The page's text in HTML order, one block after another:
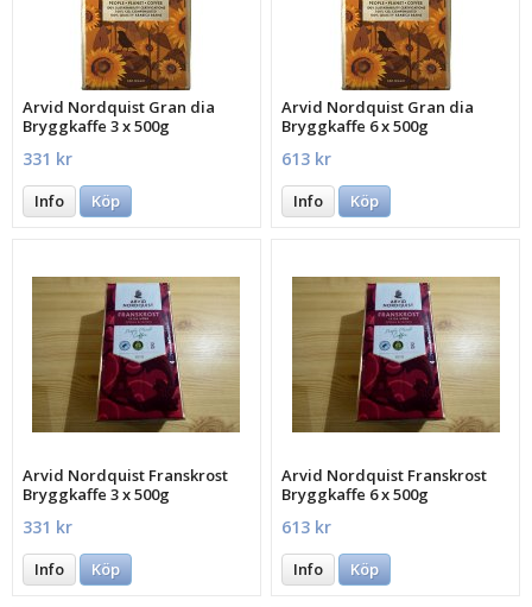
Arvid Nordquist Gran dia
Bryggkaffe 3 x 500g
331 kr
Info Köp
Arvid Nordquist Gran dia
Bryggkaffe 6 x 500g
613 kr
Info Köp
Arvid Nordquist Franskrost
Bryggkaffe 3 x 500g
331 kr
Info Köp
Arvid Nordquist Franskrost
Bryggkaffe 6 x 500g
613 kr
Info Köp